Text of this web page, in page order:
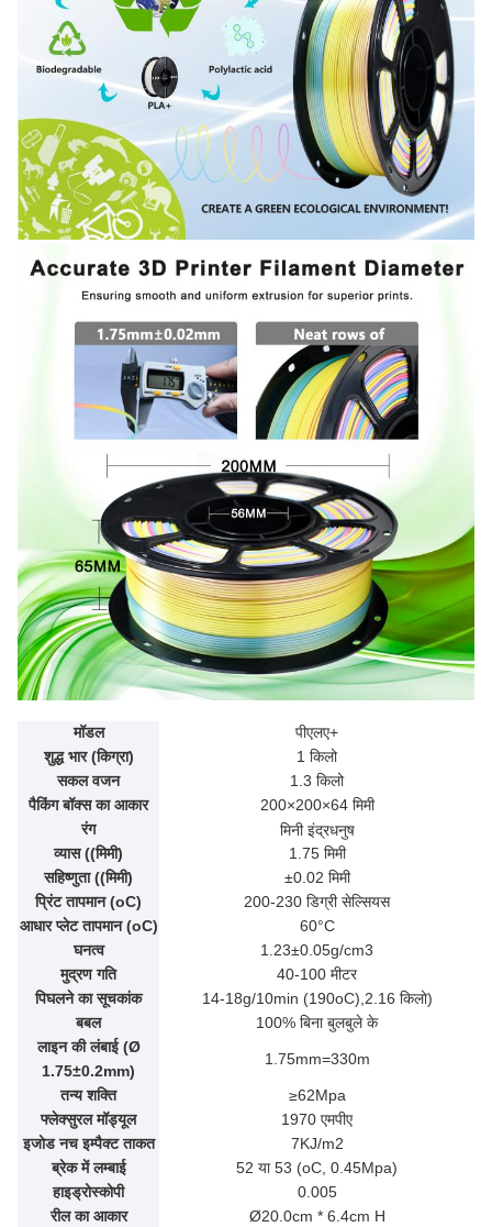
मॉडल
पीएलए+
शुद्ध भार (किग्रा)
1 किलो
सकल वजन
1.3 किलो
पैकिंग बॉक्स का आकार
200×200×64 मिमी
रंग
मिनी इंद्रधनुष
व्यास ((मिमी)
1.75 मिमी
सहिष्णुता ((मिमी)
±0.02 मिमी
प्रिंट तापमान (oC)
200-230 डिग्री सेल्सियस
आधार प्लेट तापमान (oC)
60°C
घनत्व
1.23±0.05g/cm3
मुद्रण गति
40-100 मीटर
पिघलने का सूचकांक
14-18g/10min (190oC),2.16 किलो)
बबल
100% बिना बुलबुले के
लाइन की लंबाई (Ø
1.75±0.2mm)
1.75mm=330m
तन्य शक्ति
≥62Mpa
फ्लेक्सुरल मॉड्यूल
1970 एमपीए
इजोड नच इम्पैक्ट ताकत
7KJ/m2
ब्रेक में लम्बाई
52 या 53 (oC, 0.45Mpa)
हाइड्रोस्कोपी
0.005
रील का आकार
Ø20.0cm * 6.4cm H